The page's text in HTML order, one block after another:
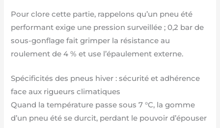
Pour clore cette partie, rappelons qu’un pneu été
performant exige une pression surveillée ; 0,2 bar de
sous-gonflage fait grimper la résistance au
roulement de 4 % et use l’épaulement externe.
Spécificités des pneus hiver : sécurité et adhérence
face aux rigueurs climatiques
Quand la température passe sous 7 °C, la gomme
d’un pneu été se durcit, perdant le pouvoir d’épouser